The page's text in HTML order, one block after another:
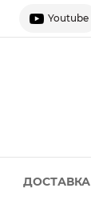
Youtube
ДОСТАВКА